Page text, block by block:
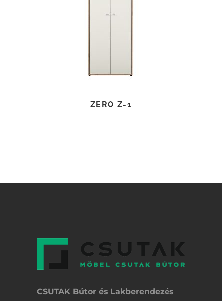
TOVÁBB OLVASOM
ZERO Z-1
CSUTAK Bútor és Lakberendezés